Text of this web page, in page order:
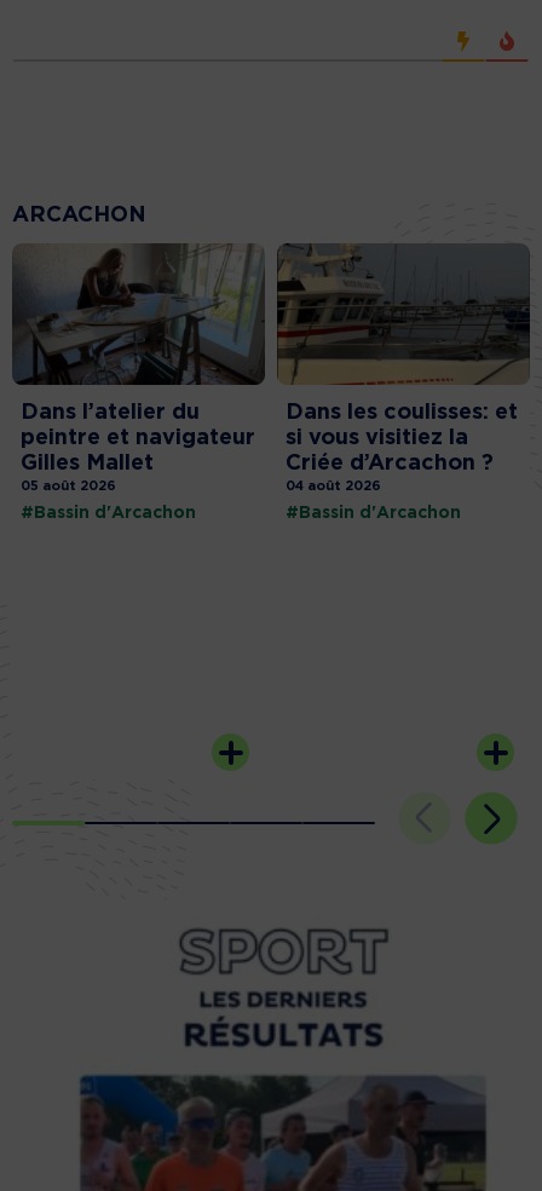
ARCACHON
Dans l’atelier du
peintre et navigateur
Gilles Mallet
05 août 2026
#Bassin d'Arcachon
Dans les coulisses: et
si vous visitiez la
Criée d’Arcachon ?
04 août 2026
#Bassin d'Arcachon